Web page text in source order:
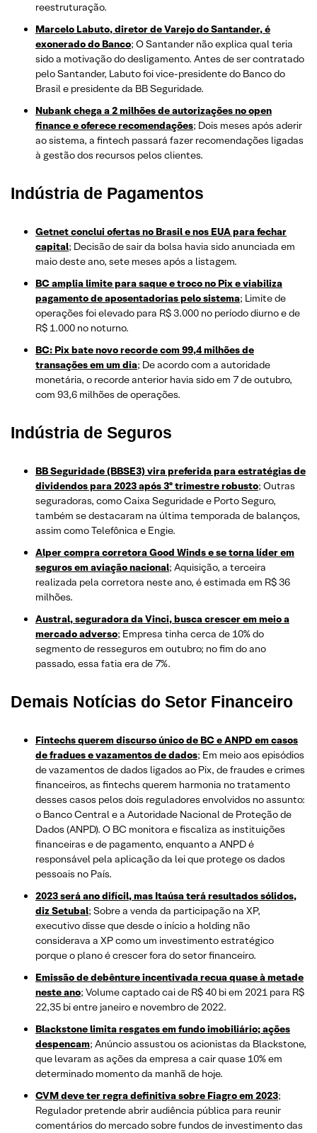
reestruturação.
Marcelo Labuto, diretor de Varejo do Santander, é
exonerado do Banco; O Santander não explica qual teria
sido a motivação do desligamento. Antes de ser contratado
pelo Santander, Labuto foi vice-presidente do Banco do
Brasil e presidente da BB Seguridade.
Nubank chega a 2 milhões de autorizações no open
finance e oferece recomendações; Dois meses após aderir
ao sistema, a fintech passará fazer recomendações ligadas
à gestão dos recursos pelos clientes.
Indústria de Pagamentos
Getnet conclui ofertas no Brasil e nos EUA para fechar
capital; Decisão de sair da bolsa havia sido anunciada em
maio deste ano, sete meses após a listagem.
BC amplia limite para saque e troco no Pix e viabiliza
pagamento de aposentadorias pelo sistema; Limite de
operações foi elevado para R$ 3.000 no período diurno e de
R$ 1.000 no noturno.
BC: Pix bate novo recorde com 99,4 milhões de
transações em um dia; De acordo com a autoridade
monetária, o recorde anterior havia sido em 7 de outubro,
com 93,6 milhões de operações.
Indústria de Seguros
BB Seguridade (BBSE3) vira preferida para estratégias de
dividendos para 2023 após 3º trimestre robusto; Outras
seguradoras, como Caixa Seguridade e Porto Seguro,
também se destacaram na última temporada de balanços,
assim como Telefônica e Engie.
Alper compra corretora Good Winds e se torna líder em
seguros em aviação nacional; Aquisição, a terceira
realizada pela corretora neste ano, é estimada em R$ 36
milhões.
Austral, seguradora da Vinci, busca crescer em meio a
mercado adverso; Empresa tinha cerca de 10% do
segmento de resseguros em outubro; no fim do ano
passado, essa fatia era de 7%.
Demais Notícias do Setor Financeiro
Fintechs querem discurso único de BC e ANPD em casos
de fradues e vazamentos de dados; Em meio aos episódios
de vazamentos de dados ligados ao Pix, de fraudes e crimes
financeiros, as fintechs querem harmonia no tratamento
desses casos pelos dois reguladores envolvidos no assunto:
o Banco Central e a Autoridade Nacional de Proteção de
Dados (ANPD). O BC monitora e fiscaliza as instituições
financeiras e de pagamento, enquanto a ANPD é
responsável pela aplicação da lei que protege os dados
pessoais no País.
2023 será ano difícil, mas Itaúsa terá resultados sólidos,
diz Setubal; Sobre a venda da participação na XP,
executivo disse que desde o início a holding não
considerava a XP como um investimento estratégico
porque o plano é crescer fora do setor financeiro.
Emissão de debênture incentivada recua quase à metade
neste ano; Volume captado cai de R$ 40 bi em 2021 para R$
22,35 bi entre janeiro e novembro de 2022.
Blackstone limita resgates em fundo imobiliário; ações
despencam; Anúncio assustou os acionistas da Blackstone,
que levaram as ações da empresa a cair quase 10% em
determinado momento da manhã de hoje.
CVM deve ter regra definitiva sobre Fiagro em 2023;
Regulador pretende abrir audiência pública para reunir
comentários do mercado sobre fundos de investimento das